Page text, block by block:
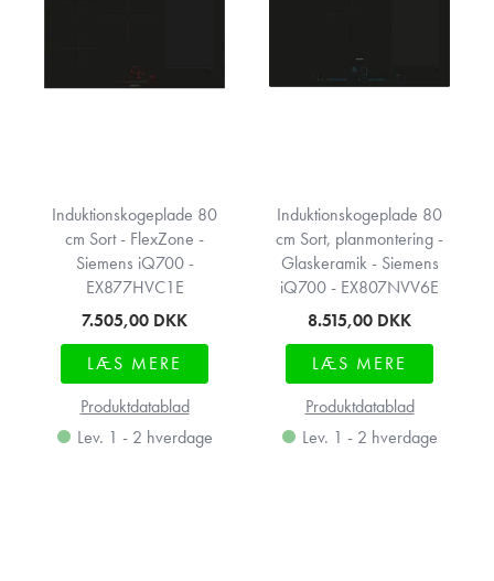
Induktionskogeplade 80
cm Sort - FlexZone -
Siemens iQ700 -
EX877HVC1E
7.505,00 DKK
LÆS MERE
Produktdatablad
Lev. 1 - 2 hverdage
Induktionskogeplade 80
cm Sort, planmontering -
Glaskeramik - Siemens
iQ700 - EX807NVV6E
8.515,00 DKK
LÆS MERE
Produktdatablad
Lev. 1 - 2 hverdage